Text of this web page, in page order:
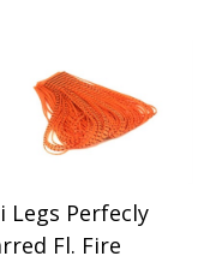
Legs Perfecly
Fl. Fire